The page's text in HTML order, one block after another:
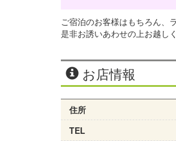
ご宿泊のお客様はもちろん、
是非お誘いあわせの上お越し
お店情報
住所
TEL